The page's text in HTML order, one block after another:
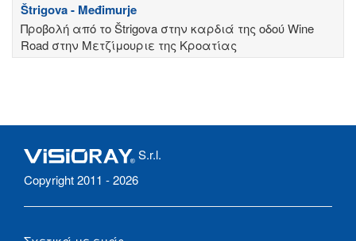
Štrigova - Međimurje
Προβολή από το Štrigova στην καρδιά της οδού Wine
Road στην Μετζίμουριε της Κροατίας
S.r.l.
Copyright 2011 - 2026